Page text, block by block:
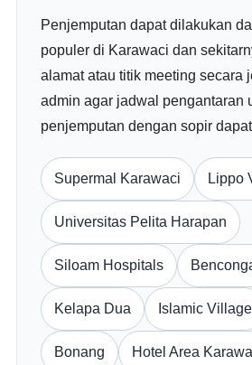
Penjemputan dapat dilakukan
populer di Karawaci dan
alamat atau titik meeting secara
admin agar jadwal pengantaran
penjemputan dengan sopir
Supermal Karawaci Lippo
Universitas Pelita Harapan
Siloam Hospitals
Kelapa Dua Islamic Village
Bonang Hotel Area